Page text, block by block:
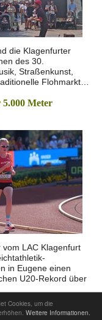
Cookies, um die
Weitere Informationen.
die Klagenfurter
des 30.
Straßenkunst,
Flohmarkt…
Meter
LAC Klagenfurt
in Eugene einen
U20-Rekord über